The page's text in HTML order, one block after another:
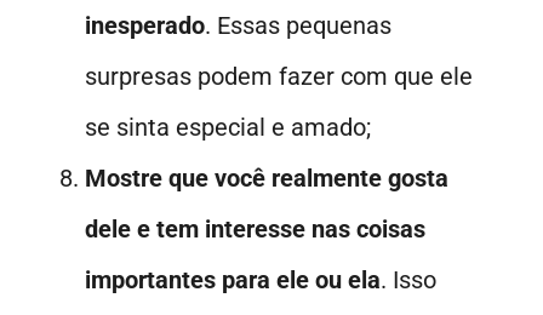
inesperado. Essas pequenas
surpresas podem fazer com que ele
se sinta especial e amado;
Mostre que você realmente gosta
dele e tem interesse nas coisas
importantes para ele ou ela. Isso